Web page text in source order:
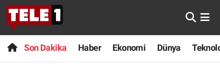
Son Dakika Haber Ekonomi Dünya
Anında Manşet
Başka Sohbetler
Son Dakika
Haber
Nöbetçi Eczaneler
Hava Durumu